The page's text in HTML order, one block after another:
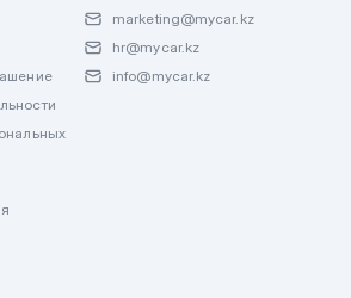
marketing@mycar.kz
hr@mycar.kz
info@mycar.kz